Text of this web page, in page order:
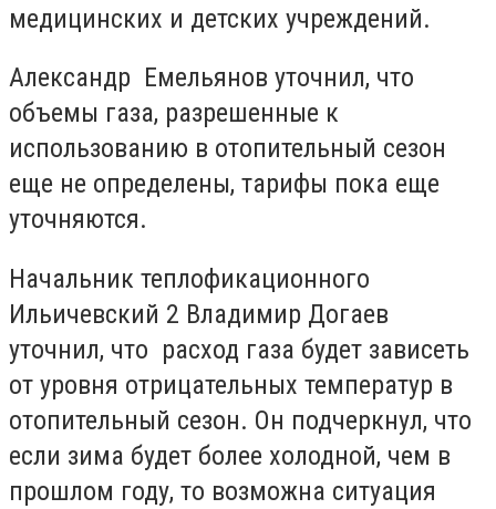
медицинских и детских учреждений.
Александр Емельянов уточнил, что
объемы газа, разрешенные к
использованию в отопительный сезон
еще не определены, тарифы пока еще
уточняются.
Начальник теплофикационного
Ильичевский 2 Владимир Догаев
уточнил, что расход газа будет зависеть
от уровня отрицательных температур в
отопительный сезон. Он подчеркнул, что
если зима будет более холодной, чем в
прошлом году, то возможна ситуация